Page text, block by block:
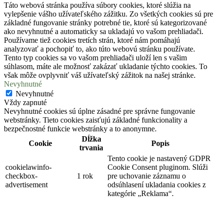
Táto webová stránka používa súbory cookies, ktoré slúžia na
vylepšenie vášho užívateľského zážitku. Zo všetkých cookies sú pre
základné fungovanie stránky potrebné tie, ktoré sú kategorizované
ako nevyhnutné a automaticky sa ukladajú vo vašom prehliadači.
Používame tiež cookies tretích strán, ktoré nám pomáhajú
analyzovať a pochopiť to, ako túto webovú stránku používate.
Tento typ cookies sa vo vašom prehliadači uloží len s vašim
súhlasom, máte ale možnosť zakázať ukladanie týchto cookies. To
však môže ovplyvniť váš užívateľský zážitok na našej stránke.
Nevyhnutné
Nevyhnutné
Vždy zapnuté
Nevyhnutné cookies sú úplne zásadné pre správne fungovanie
webstránky. Tieto cookies zaisťujú základné funkcionality a
bezpečnostné funkcie webstránky a to anonymne.
Cookie
Dĺžka
trvania
Popis
cookielawinfo-
checkbox-
advertisement
1 rok
Tento cookie je nastavený GDPR
Cookie Consent pluginom. Slúži
pre uchovanie záznamu o
odsúhlasení ukladania cookies z
kategórie „Reklama“.